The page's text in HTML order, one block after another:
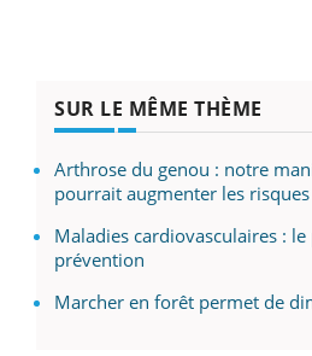
SUR LE MÊME THÈME
Arthrose du genou : notre
pourrait augmenter les
Maladies cardiovasculaires :
prévention
Marcher en forêt permet de